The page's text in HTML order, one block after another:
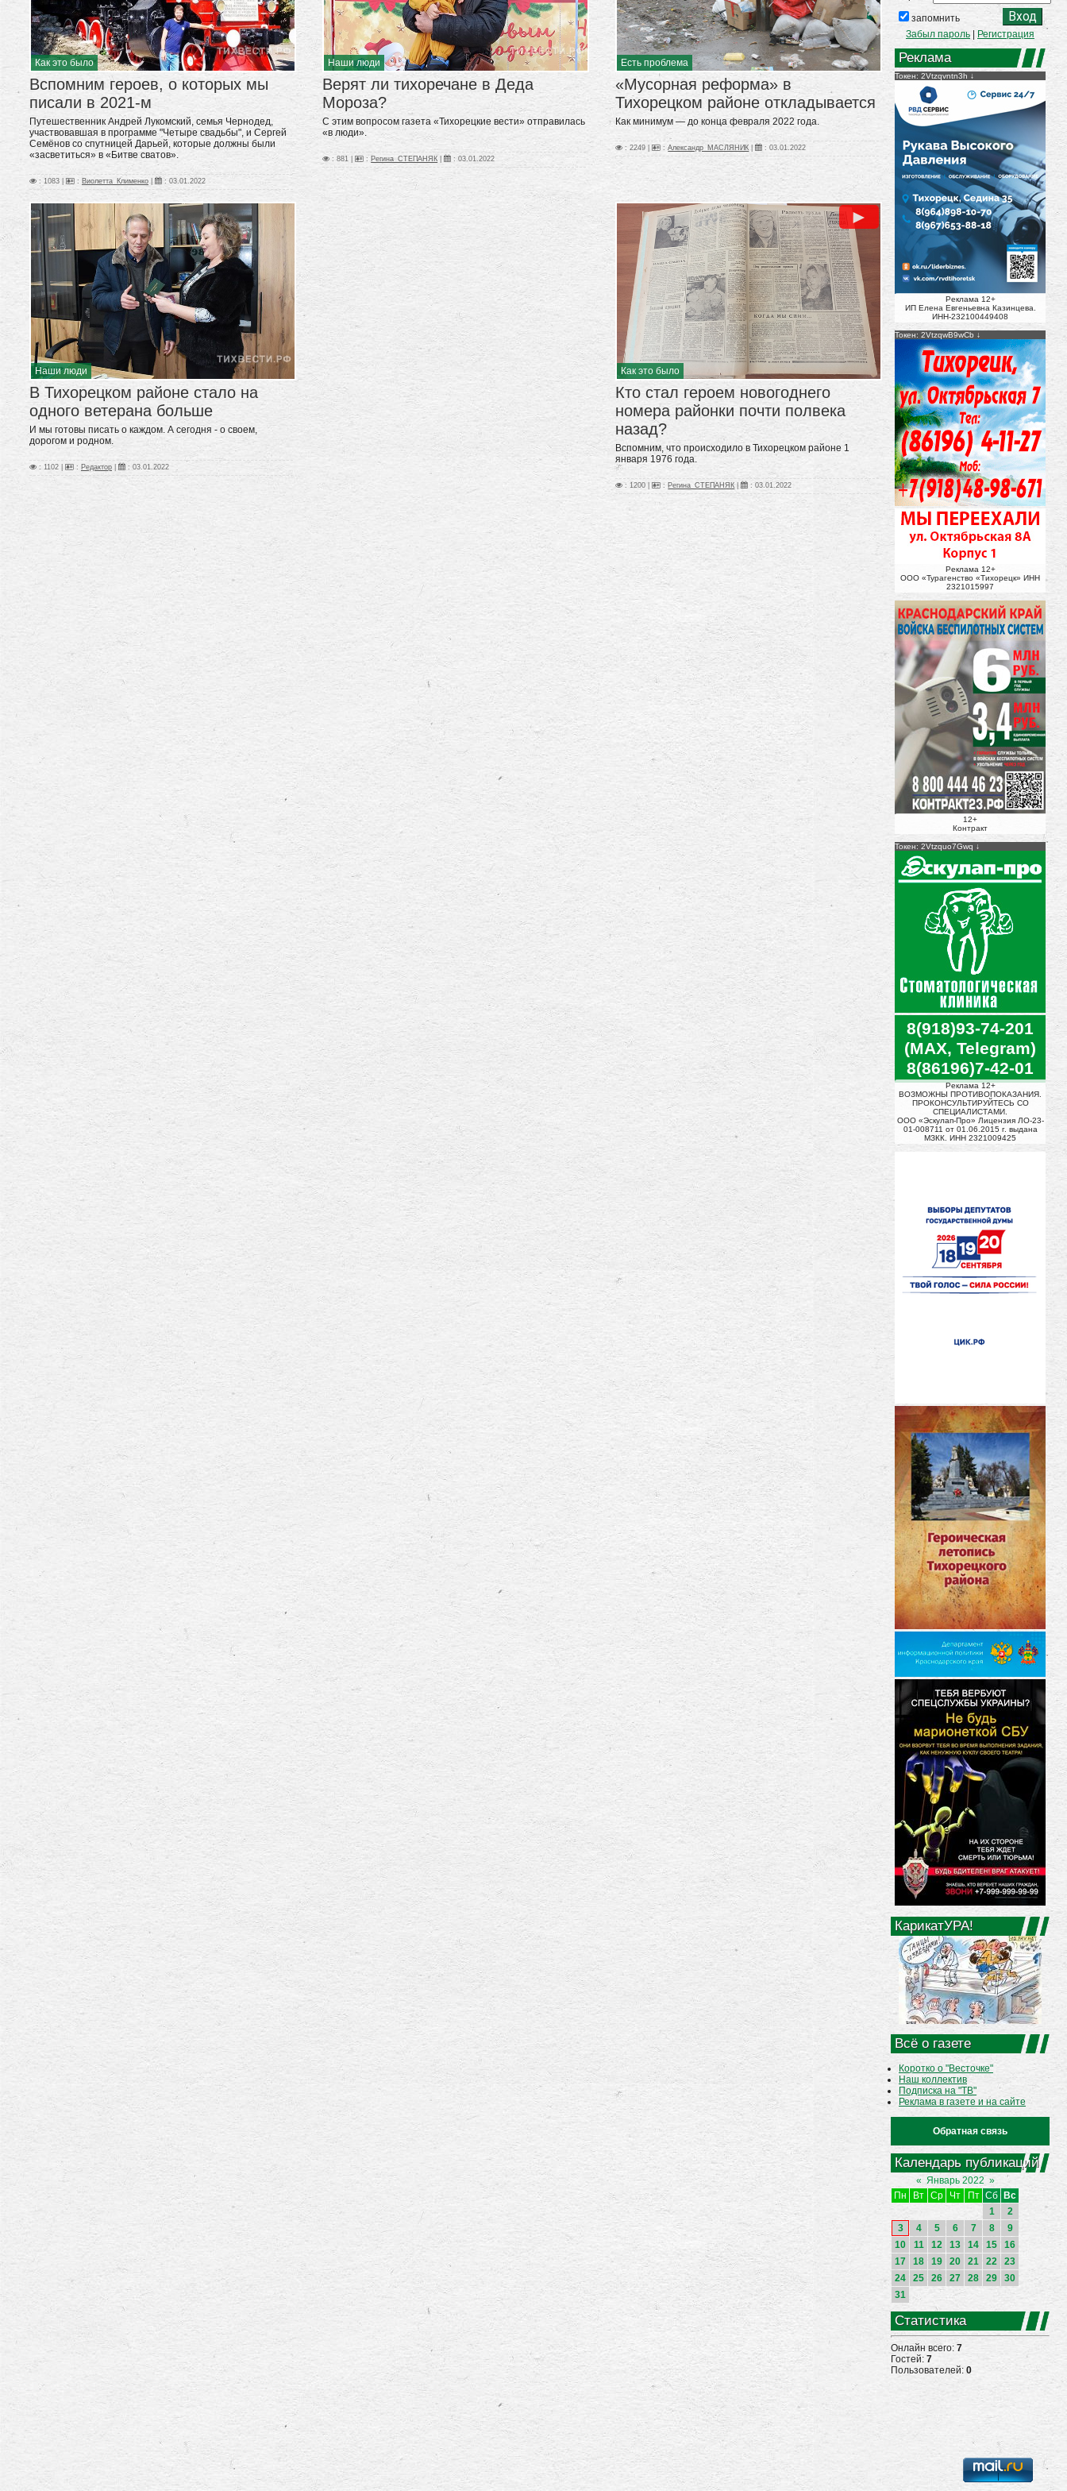
запомнить
Забыл пароль
Регистрация
Реклама
Токен: 2Vtzqvntn3h
Реклама 12+
ИП Елена Евгеньевна Казинцева.
ИНН-232100449408
Токен: 2VtzqwB9wCb
Реклама 12+
ООО «Турагенство «Тихорецк» ИНН
2321015997
12+
Контракт
Токен: 2Vtzquo7Gwq
8(918)93-74-201
(MAX, Telegram)
8(86196)7-42-01
Реклама 12+
ВОЗМОЖНЫ ПРОТИВОПОКАЗАНИЯ.
ПРОКОНСУЛЬТИРУЙТЕСЬ СО
СПЕЦИАЛИСТАМИ.
ООО «Эскулап-Про» Лицензия ЛО-23-
01-008711 от 01.06.2015 г. выдана
МЗКК. ИНН 2321009425
КарикатУРА!
Всё о газете
Коротко о "Весточке"
Наш коллектив
Подписка на "ТВ"
Реклама в газете и на сайте
Обратная связь
Календарь публикаций
« Январь 2022 »
Пн
Вт Ср Чт Пт Сб
Вс
1
2
3
4 5 6 7 8
9
10
11 12 13 14 15
16
17
18 19 20 21 22
23
24
25 26 27 28 29
30
31
Статистика
Онлайн всего: 7
Гостей: 7
Пользователей:0
Как это было
Вспомним героев, о которых мы
писали в 2021-м
Путешественник Андрей Лукомский, семья Чернодед,
участвовавшая в программе "Четыре свадьбы", и Сергей
Семёнов со спутницей Дарьей, которые должны были
«засветиться» в «Битве сватов».
: 1083 | : Виолетта_Клименко : 03.01.2022
Наши люди
Верят ли тихоречане в Деда
Мороза?
С этим вопросом газета «Тихорецкие вести» отправилась
«в люди».
: 881 | : Регина_СТЕПАНЯК | :03.01.2022
Есть проблема
«Мусорная реформа» в
Тихорецком районе откладывается
Как минимум — до конца февраля 2022 года.
: 2249 | :Александр_МАСЛЯНИК | :03.01.2022
Наши люди
В Тихорецком районе стало на
одного ветерана больше
И мы готовы писать о каждом. А сегодня - о своем,
дорогом и родном.
: 1102 | : Редактор : 03.01.2022
Как это было
►
Кто стал героем новогоднего
номера районки почти полвека
назад?
Вспомним, что происходило в Тихорецком районе 1
января 1976 года.
: 1200 | : Регина_СТЕПАНЯК | :03.01.2022